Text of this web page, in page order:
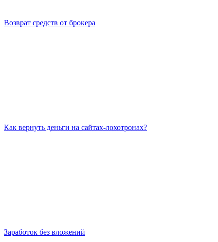
Возврат средств от брокера
Как вернуть деньги на сайтах-лохотронах?
Заработок без вложений